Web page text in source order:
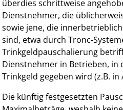
überdies schrittweise
Dienstnehmer, die
sowie jene, die
sind, etwa durch Tronc-
Trinkgeldpauschalierung
Dienstnehmer in Betrieben, in
Trinkgeld gegeben wird (z.B.
Die künftig festgesetzten